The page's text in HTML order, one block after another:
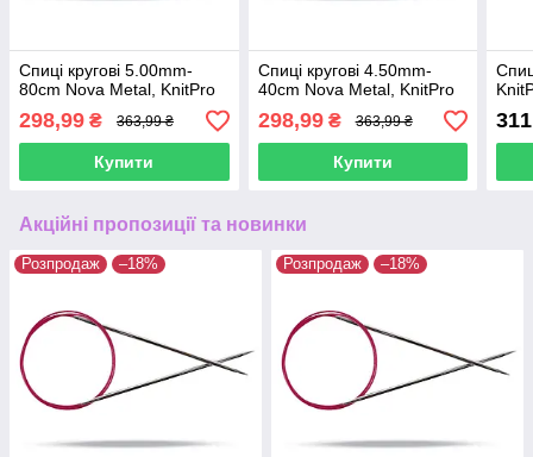
Спиці кругові 5.00mm-
80cm Nova Metal, KnitPro
298,99 ₴ 363,99 ₴
Купити
Спиці кругові 4.50mm-
40cm Nova Metal, KnitPro
298,99₴ 363,99 ₴
Купити
Акційні пропозиції та новинки
Розпродаж –18% Розпродаж –18%